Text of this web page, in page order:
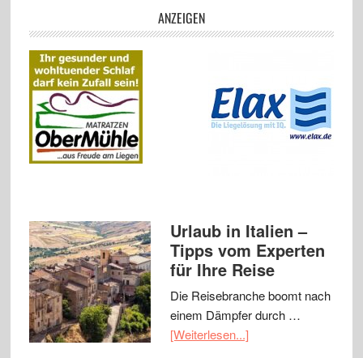
ANZEIGEN
Urlaub in Italien –
Tipps vom Experten
für Ihre Reise
Die Reisebranche boomt nach
einem Dämpfer durch …
[Weiterlesen...]